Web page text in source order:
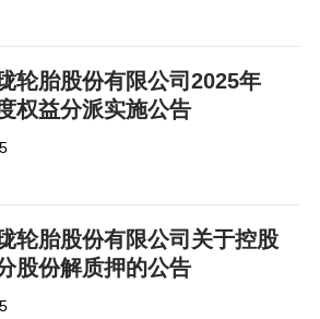
轮胎股份有限公司2025年
权益分派实施公告
轮胎股份有限公司关于控股
股份解质押的公告